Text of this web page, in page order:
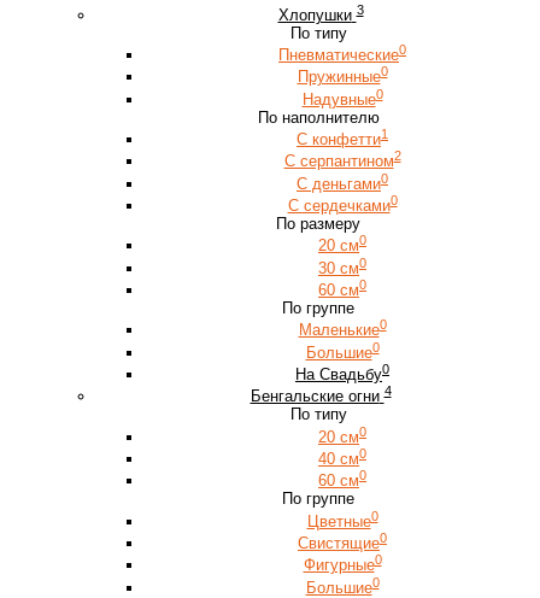
Хлопушки 3
По типу
Пневматические0
Пружинные0
Надувные0
По наполнителю
С конфетти1
С серпантином2
С деньгами0
С сердечками0
По размеру
20 см0
30 см0
60 см0
По группе
Маленькие0
Большие0
На Свадьбу0
Бенгальские огни 4
По типу
20 см0
40 см0
60 см0
По группе
Цветные0
Свистящие0
Фигурные0
Большие0